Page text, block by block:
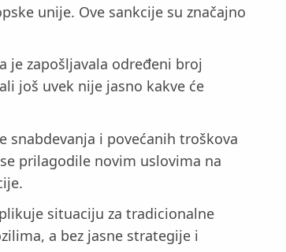
unije. Ove sankcije su značajno
je zapošljavala određeni broj
još uvek nije jasno kakve će
snabdevanja i povećanih troškova
prilagodile novim uslovima na
situaciju za tradicionalne
a bez jasne strategije i